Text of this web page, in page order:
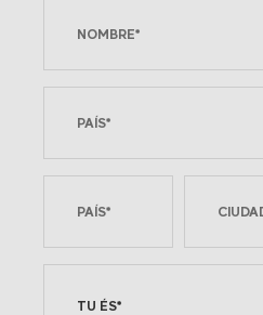
TU ÉS*